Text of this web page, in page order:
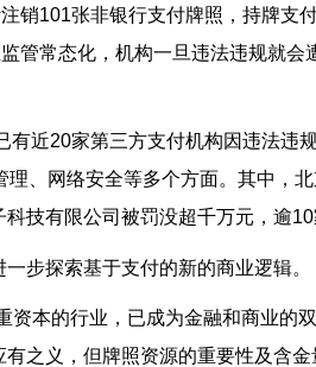
销101张非银行支付牌照，持牌支
管常态化，机构一旦违法违规就会
有近20家第三方支付机构因违法违
理、网络安全等多个方面。其中，
技有限公司被罚没超千万元，逾10
步探索基于支付的新的商业逻辑。
资本的行业，已成为金融和商业的
之义，但牌照资源的重要性及含